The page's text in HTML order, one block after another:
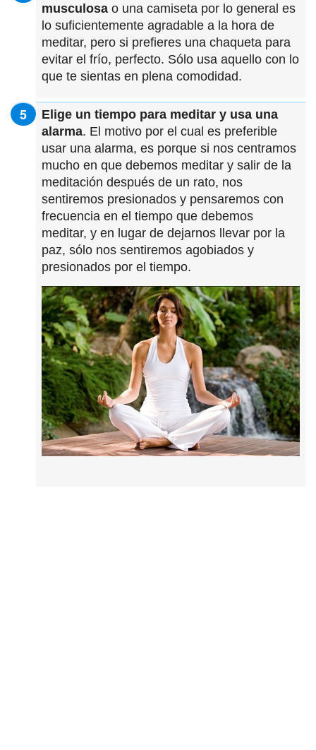
musculosa o una camiseta por lo general es
lo suficientemente agradable a la hora de
meditar, pero si prefieres una chaqueta para
evitar el frío, perfecto. Sólo usa aquello con lo
que te sientas en plena comodidad.
Elige un tiempo para meditar y usa una
alarma. El motivo por el cual es preferible
usar una alarma, es porque si nos centramos
mucho en que debemos meditar y salir de la
meditación después de un rato, nos
sentiremos presionados y pensaremos con
frecuencia en el tiempo que debemos
meditar, y en lugar de dejarnos llevar por la
paz, sólo nos sentiremos agobiados y
presionados por el tiempo.